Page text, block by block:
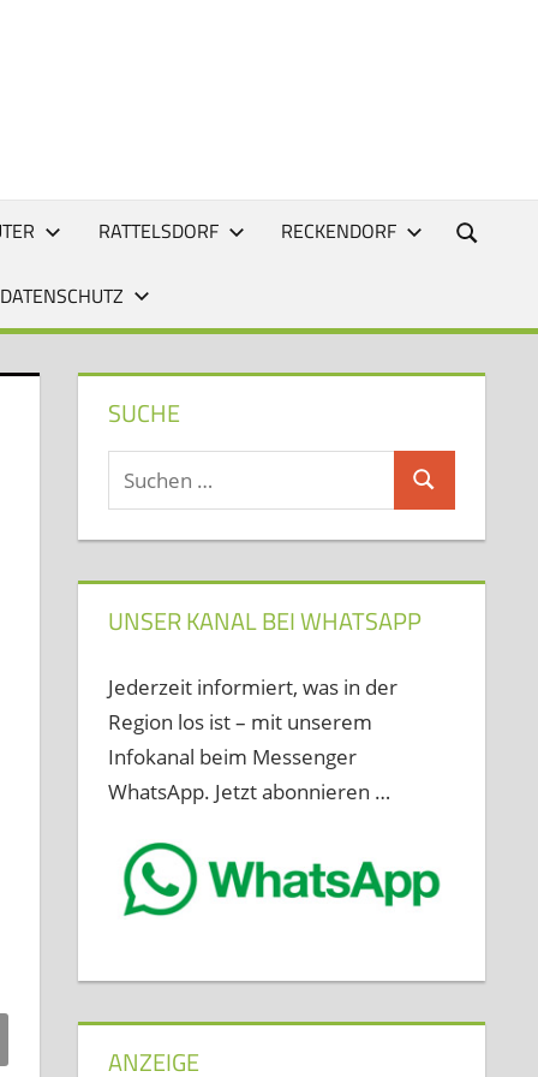
RATTELSDORF RECKENDORF
SUCHE
Suchen
nach:
Suchen
UNSER KANAL BEI WHATSAPP
Jederzeit informiert, was in der
Region los ist – mit unserem
Infokanal beim Messenger
WhatsApp. Jetzt abonnieren …
ANZEIGE